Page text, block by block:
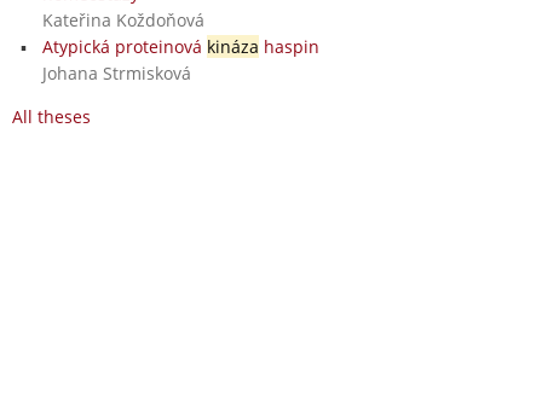
Kateřina Koždoňová
Atypická proteinová kináza haspin
Johana Strmisková
All theses